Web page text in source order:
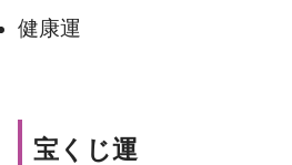
健康運
宝くじ運